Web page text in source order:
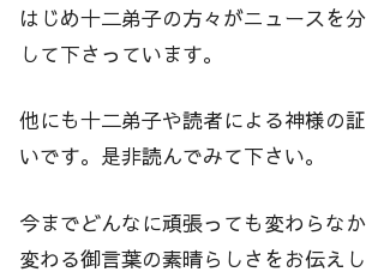
はじめ十二弟子の方々がニュースを
して下さっています。
他にも十二弟子や読者による神様の
いです。是非読んでみて下さい。
今までどんなに頑張っても変わらな
変わる御言葉の素晴らしさをお伝え